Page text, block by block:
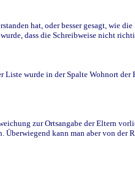
hat, oder besser gesagt, wie
dass die Schreibweise nicht
wurde in der Spalte Wohnort der
zur Ortsangabe der Eltern
kann man aber von der